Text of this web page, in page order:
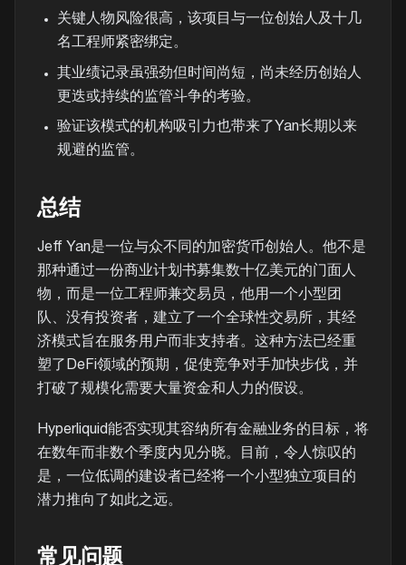
关键人物风险很高，该项目与一位创始人及十几
名工程师紧密绑定。
其业绩记录虽强劲但时间尚短，尚未经历创始人
更迭或持续的监管斗争的考验。
验证该模式的机构吸引力也带来了Yan长期以来
规避的监管。
总结
Jeff Yan是一位与众不同的加密货币创始人。他不是
那种通过一份商业计划书募集数十亿美元的门面人
物，而是一位工程师兼交易员，他用一个小型团
队、没有投资者，建立了一个全球性交易所，其经
济模式旨在服务用户而非支持者。这种方法已经重
塑了DeFi领域的预期，促使竞争对手加快步伐，并
打破了规模化需要大量资金和人力的假设。
Hyperliquid能否实现其容纳所有金融业务的目标，将
在数年而非数个季度内见分晓。目前，令人惊叹的
是，一位低调的建设者已经将一个小型独立项目的
潜力推向了如此之远。
常见问题